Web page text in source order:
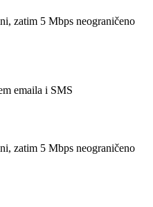
zatim 5 Mbps neograničeno
emaila i SMS
zatim 5 Mbps neograničeno